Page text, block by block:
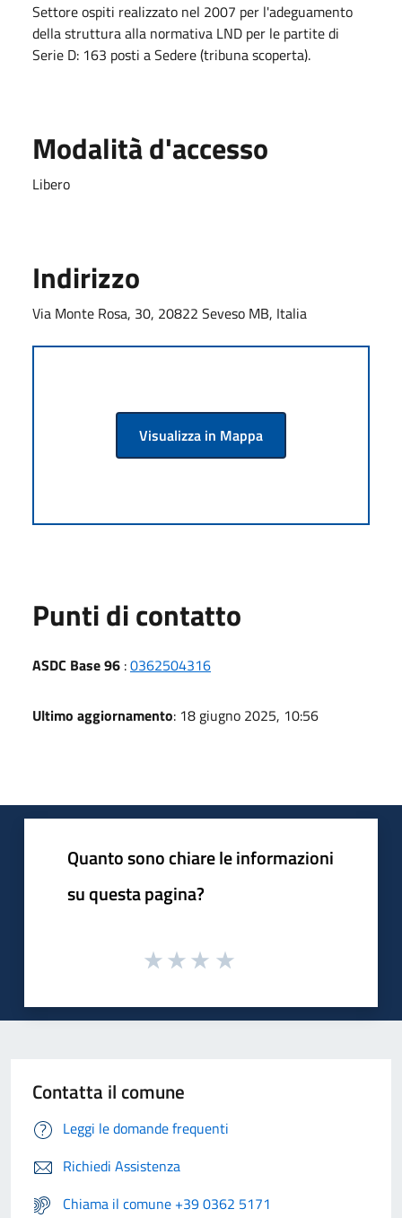
Settore ospiti realizzato nel 2007 per l'adeguamento
della struttura alla normativa LND per le partite di
Serie D: 163 posti a Sedere (tribuna scoperta).
Modalità d'accesso
Libero
Indirizzo
Via Monte Rosa, 30, 20822 Seveso MB, Italia
Visualizza in Mappa
Punti di contatto
ASDC Base 96 :0362504316
Ultimo aggiornamento: 18 giugno 2025, 10:56
Quanto sono chiare le informazioni
su questa pagina?
Contatta il comune
Leggi le domande frequenti
Richiedi Assistenza
Chiama il comune +39 0362 5171